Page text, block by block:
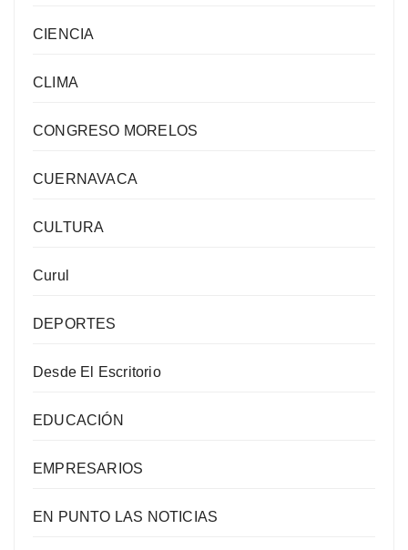
CIENCIA
CLIMA
CONGRESO MORELOS
CUERNAVACA
CULTURA
Curul
DEPORTES
Desde El Escritorio
EDUCACIÓN
EMPRESARIOS
EN PUNTO LAS NOTICIAS